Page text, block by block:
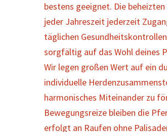
bestens geeignet. Die
jeder Jahreszeit jederzeit
täglichen
sorgfältig auf das Wohl deines
Wir legen großen Wert auf ein
individuelle
harmonisches Miteinander zu
Bewegungsreize bleiben die
erfolgt an Raufen ohne